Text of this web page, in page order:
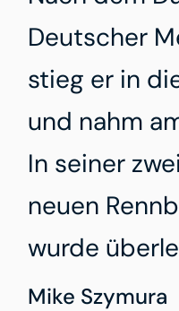
Deutscher
stieg er in
und nahm
In seiner
neuen
wurde
Mike Szymura